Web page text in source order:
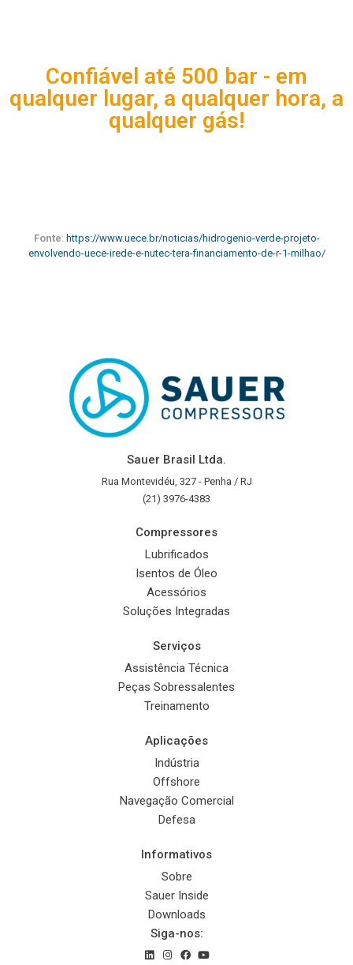
Confiável até 500 bar - em
qualquer lugar, a qualquer hora, a
qualquer gás!
Fonte: https://www.uece.br/noticias/hidrogenio-verde-projeto-
envolvendo-uece-irede-e-nutec-tera-financiamento-de-r-1-milhao/
Sauer Brasil Ltda.
Rua Montevidéu, 327 - Penha / RJ
(21) 3976-4383
Compressores
Lubrificados
Isentos de Óleo
Acessórios
Soluções Integradas
Serviços
Assistência Técnica
Peças Sobressalentes
Treinamento
Aplicações
Indústria
Offshore
Navegação Comercial
Defesa
Informativos
Sobre
Sauer Inside
Downloads
Siga-nos: